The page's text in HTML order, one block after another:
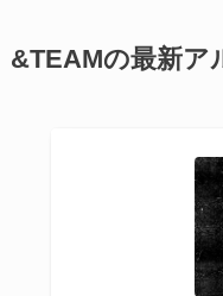
&TEAMの最新ア